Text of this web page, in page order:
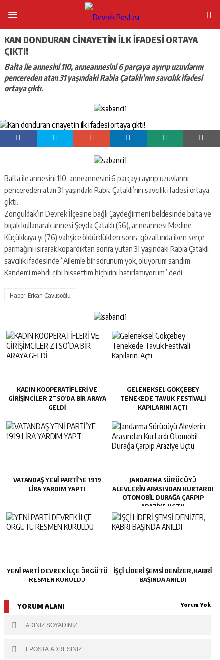
KAN DONDURAN CINAYETIN ILK IFADESI ORTAYA
ÇIKTI!
Balta ile annesini 110, anneannesini 6 parçaya ayırıp uzuvlarını
pencereden atan 31 yaşındaki Rabia Çataklı’nın savcılık ifadesi
ortaya çıktı.
Balta ile annesini 110, anneannesini 6 parçaya ayırıp uzuvlarını
pencereden atan 31 yaşındaki Rabia Çataklı’nın savcılık ifadesi ortaya
çıktı.
Zonguldak’ın Devrek İlçesine bağlı Çaydeğirmeni beldesinde balta ve
bıçak kullanarak annesi Şeyda Çataklı (56), anneannesi Medine
Küçükkaya’yı (76) vahşice öldürdükten sonra gözaltında iken serçe
parmağını ısırarak kopardıktan sonra yutan 31 yaşındaki Rabia Çataklı
savcılık ifadesinde “Ailemle bir sorunum yok, ölüyorum sandım.
Kandemi mehdi gibi hissettim hiçbirini hatırlamıyorum” dedi.
Haber: Erkan Çavuşoğlu
KADIN KOOPERATİFLERİ VE
GİRİŞİMCİLER ZTSO’DA BİR ARAYA
GELDİ
GELENEKSEL GÖKÇEBEY
TENEKEDE TAVUK FESTIVALI
KAPILARINI AÇTI
VATANDAŞ YENİ PARTİ’YE 1919
LİRA YARDIM YAPTI
JANDARMA SÜRÜCÜYÜ
ALEVLERIN ARASINDAN KURTARDI
OTOMOBIL DURAĞA ÇARPIP
ARAZIYE UÇTU
YENİ PARTİ DEVREK İLÇE ÖRGÜTÜ
RESMEN KURULDU
İŞÇİ LİDERİ ŞEMSİ DENİZER, KABRİ
BAŞINDA ANILDI
YORUM ALANI Yorum Yok